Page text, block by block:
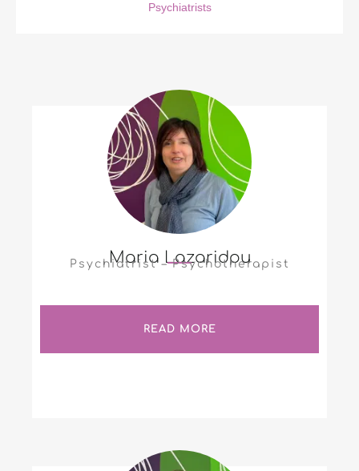
Psychiatrists
Maria Lazaridou
Psychiatrist – Psychotherapist
READ MORE